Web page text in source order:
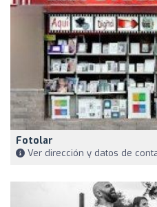
Fotolar
Ver dirección y datos de